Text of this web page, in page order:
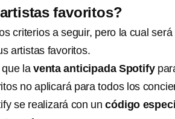
favoritos?
criterios a seguir, pero la cual será
artistas favoritos.
laventa anticipada Spotify
no aplicará para todos los
se realizará con uncódigo